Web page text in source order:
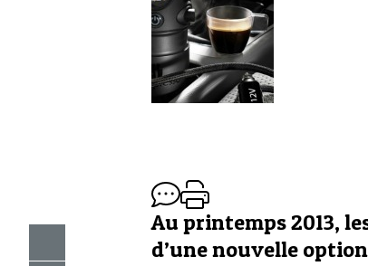
Au printemps 2013,
d’une nouvelle